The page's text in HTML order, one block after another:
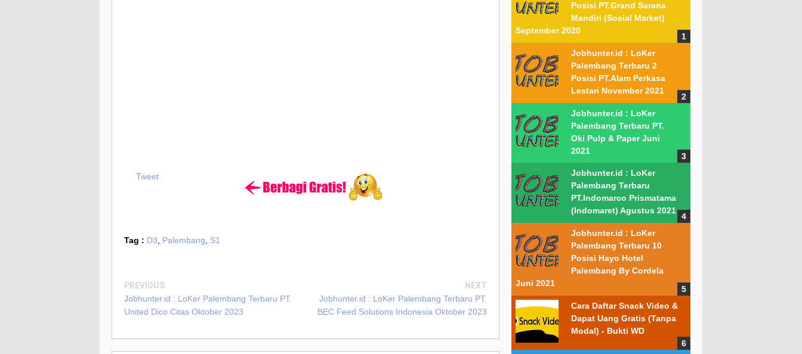
Tweet
Tag : D3 Palembang S1
PREVIOUS
Jobhunter.id : LoKer Palembang Terbaru PT.
United Dico Citas Oktober 2023
NEXT
Jobhunter.id : LoKer Palembang Terbaru PT.
BEC Feed Solutions Indonesia Oktober 2023
Posisi PT.Grand Sarana
Mandiri (Sosial Market)
September 2020
Jobhunter.id : LoKer
Palembang Terbaru 2
Posisi PT.Alam Perkasa
Lestari November 2021
Jobhunter.id : LoKer
Palembang Terbaru PT.
Oki Pulp & Paper Juni
2021
Jobhunter.id : LoKer
Palembang Terbaru
PT.Indomarco Prismatama
(Indomaret) Agustus 2021
Jobhunter.id : LoKer
Palembang Terbaru 10
Posisi Hayo Hotel
Palembang By Cordela
Juni 2021
Cara Daftar Snack Video &
Dapat Uang Gratis (Tanpa
Modal) - Bukti WD